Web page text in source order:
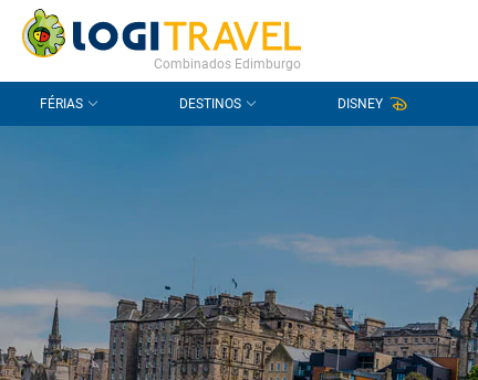
CONTACTO PERGUNTAS FREQUENTES
Combinados Edimburgo
FÉRIAS DESTINOS DISNEY